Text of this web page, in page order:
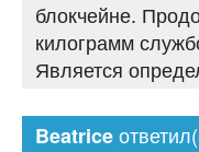
блокчейне.
килограмм
Является
Beatrice